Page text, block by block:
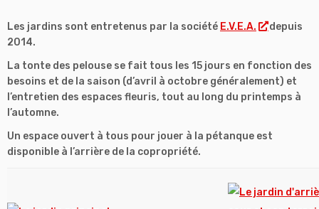
Les jardins sont entretenus par la société E.V.E.A.
depuis
2014.
La tonte des pelouse se fait tous les 15 jours en fonction des
besoins et de la saison (d’avril à octobre généralement) et
l’entretien des espaces fleuris, tout au long du printemps à
l’automne.
Un espace ouvert à tous pour jouer à la pétanque est
disponible à l’arrière de la copropriété.